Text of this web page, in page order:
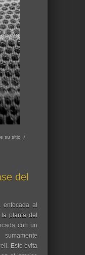
su sitio /
del
enfocada al
la planta del
con un
Esto evita